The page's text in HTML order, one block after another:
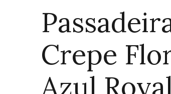
Crepe
Azul